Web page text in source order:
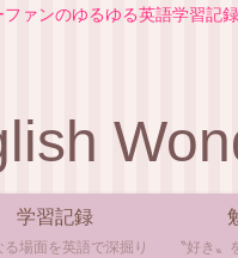
ファンのゆるゆる英語学習記録
学習記録
る場面を英語で深掘り
〝好き